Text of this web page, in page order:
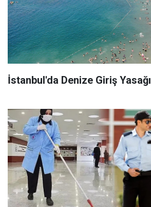
İstanbul'da Denize Giriş Yasağı